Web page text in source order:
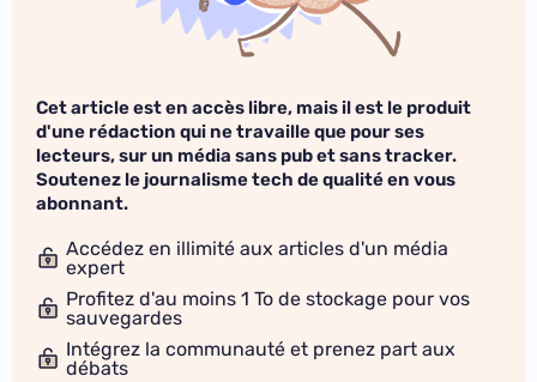
Cet article est en accès libre, mais il est le produit
d'une rédaction qui ne travaille que pour ses
lecteurs, sur un média sans pub et sans tracker.
Soutenez le journalisme tech de qualité en vous
abonnant.
Accédez en illimité aux articles d'un média
expert
Profitez d'au moins 1 To de stockage pour vos
sauvegardes
Intégrez la communauté et prenez part aux
débats